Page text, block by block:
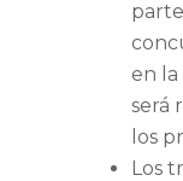
en la
será
los
Los